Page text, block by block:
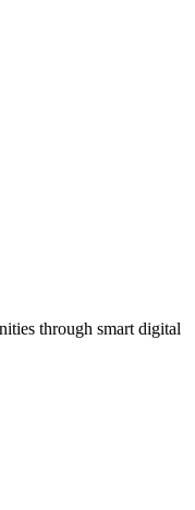
through smart digital